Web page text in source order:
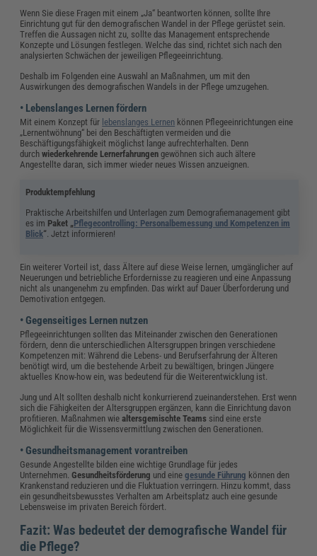
Wenn Sie diese Fragen mit einem „Ja“ beantworten können, sollte Ihre
Einrichtung gut für den demografischen Wandel in der Pflege gerüstet sein.
Treffen die Aussagen nicht zu, sollte das Management entsprechende
Konzepte und Lösungen festlegen. Welche das sind, richtet sich nach den
analysierten Schwächen der jeweiligen Pflegeeinrichtung.
Deshalb im Folgenden eine Auswahl an Maßnahmen, um mit den
Auswirkungen des demografischen Wandels in der Pflege umzugehen.
• Lebenslanges Lernen fördern
Mit einem Konzept für lebenslanges Lernen können Pflegeeinrichtungen eine
„Lernentwöhnung“ bei den Beschäftigten vermeiden und die
Beschäftigungsfähigkeit möglichst lange aufrechterhalten. Denn
durchwiederkehrende Lernerfahrungen gewöhnen sich auch ältere
Angestellte daran, sich immer wieder neues Wissen anzueignen.
Produktempfehlung
Praktische Arbeitshilfen und Unterlagen zum Demografiemanagement gibt
es im Paket „Pflegecontrolling: Personalbemessung und Kompetenzen im
Blick“ . Jetzt informieren!
Ein weiterer Vorteil ist, dass Ältere auf diese Weise lernen, umgänglicher auf
Neuerungen und betriebliche Erfordernisse zu reagieren und eine Anpassung
nicht als unangenehm zu empfinden. Das wirkt auf Dauer Überforderung und
Demotivation entgegen.
• Gegenseitiges Lernen nutzen
Pflegeeinrichtungen sollten das Miteinander zwischen den Generationen
fördern, denn die unterschiedlichen Altersgruppen bringen verschiedene
Kompetenzen mit: Während die Lebens- und Berufserfahrung der Älteren
benötigt wird, um die bestehende Arbeit zu bewältigen, bringen Jüngere
aktuelles Know-how ein, was bedeutend für die Weiterentwicklung ist.
Jung und Alt sollten deshalb nicht konkurrierend zueinanderstehen. Erst wenn
sich die Fähigkeiten der Altersgruppen ergänzen, kann die Einrichtung davon
profitieren. Maßnahmen wiealtersgemischte Teams sind eine erste
Möglichkeit für die Wissensvermittlung zwischen den Generationen.
• Gesundheitsmanagement vorantreiben
Gesunde Angestellte bilden eine wichtige Grundlage für jedes
Unternehmen.Gesundheitsförderung und eine gesunde Führung können den
Krankenstand reduzieren und die Fluktuation verringern. Hinzu kommt, dass
ein gesundheitsbewusstes Verhalten am Arbeitsplatz auch eine gesunde
Lebensweise im privaten Bereich fördert.
Fazit: Was bedeutet der demografische Wandel für
die Pflege?